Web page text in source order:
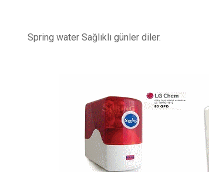
Spring water Sağlıklı günler diler.